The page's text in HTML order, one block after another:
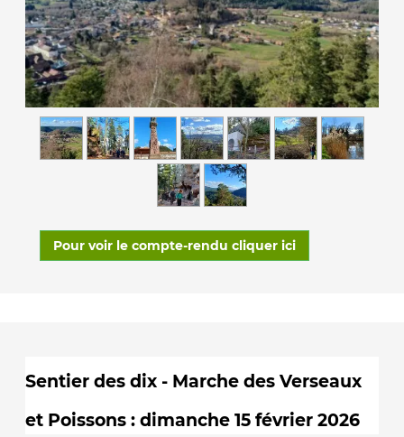
Pour voir le compte-rendu cliquer ici
Sentier des dix - Marche des Verseaux
et Poissons : dimanche 15 février 2026